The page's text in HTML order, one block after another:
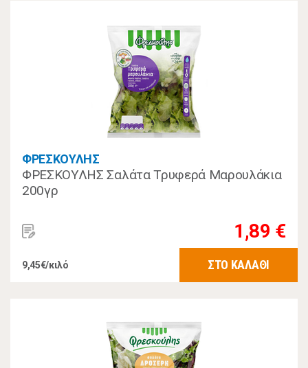
ΦΡΕΣΚΟΥΛΗΣ
ΦΡΕΣΚΟΥΛΗΣ Σαλάτα Τρυφερά Μαρουλάκια
200γρ
1,89 €
9,45€/κιλό ΣΤΟ ΚΑΛΑΘΙ